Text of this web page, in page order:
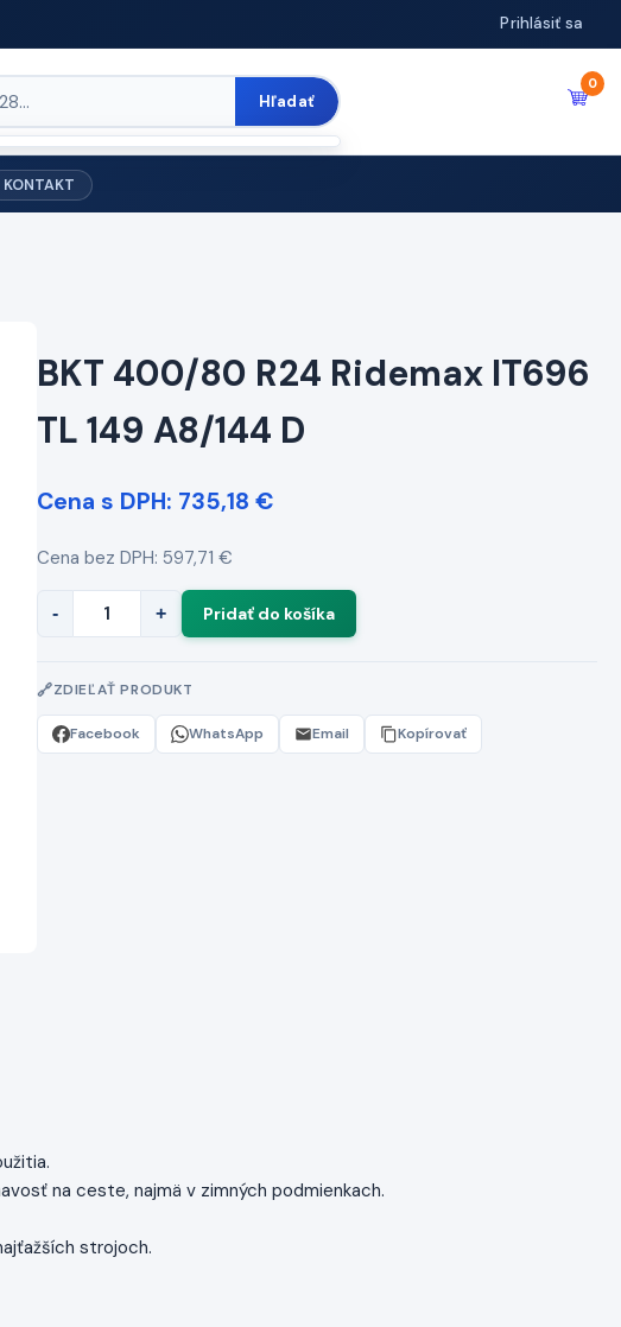
Prihlásiť sa
Hľadať
0
KONTAKT
BKT 400/80 R24 Ridemax IT696
TL 149 A8/144 D
Cena s DPH: 735,18 €
Cena bez DPH: 597,71 €
- +
ZDIEĽAŤ PRODUKT
Facebook WhatsApp Email Kopírovať
na ceste, najmä v zimných podmienkach.
strojoch.